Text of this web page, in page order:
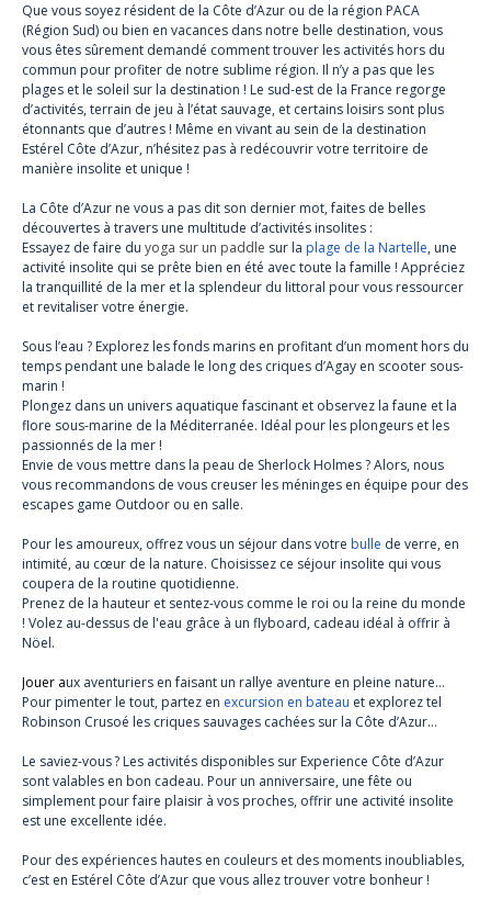
Que vous soyez résident de la Côte d’Azur ou de la région PACA
(Région Sud) ou bien en vacances dans notre belle destination, vous
vous êtes sûrement demandé comment trouver les activités hors du
commun pour profiter de notre sublime région. Il n’y a pas que les
plages et le soleil sur la destination ! Le sud-est de la France regorge
d’activités, terrain de jeu à l’état sauvage, et certains loisirs sont plus
étonnants que d’autres ! Même en vivant au sein de la destination
Estérel Côte d’Azur, n’hésitez pas à redécouvrir votre territoire de
manière insolite et unique !
La Côte d’Azur ne vous a pas dit son dernier mot, faites de belles
découvertes à travers une multitude d’activités insolites :
Essayez de faire du yoga sur un paddle sur la plage de la Nartelle, une
activité insolite qui se prête bien en été avec toute la famille ! Appréciez
la tranquillité de la mer et la splendeur du littoral pour vous ressourcer
et revitaliser votre énergie.
Sous l’eau ? Explorez les fonds marins en profitant d’un moment hors du
temps pendant une balade le long des criques d’Agay en scooter sous-
marin !
Plongez dans un univers aquatique fascinant et observez la faune et la
flore sous-marine de la Méditerranée. Idéal pour les plongeurs et les
passionnés de la mer !
Envie de vous mettre dans la peau de Sherlock Holmes ? Alors, nous
vous recommandons de vous creuser les méninges en équipe pour des
escapes game Outdoor ou en salle.
Pour les amoureux, offrez vous un séjour dans votre bulle de verre, en
intimité, au cœur de la nature. Choisissez ce séjour insolite qui vous
coupera de la routine quotidienne.
Prenez de la hauteur et sentez-vous comme le roi ou la reine du monde
! Volez au-dessus de l'eau grâce à un flyboard, cadeau idéal à offrir à
Nöel.
Jouer aux aventuriers en faisant un rallye aventure en pleine nature…
Pour pimenter le tout, partez en excursion en bateau et explorez tel
Robinson Crusoé les criques sauvages cachées sur la Côte d’Azur…
Le saviez-vous ? Les activités disponibles sur Experience Côte d’Azur
sont valables en bon cadeau. Pour un anniversaire, une fête ou
simplement pour faire plaisir à vos proches, offrir une activité insolite
est une excellente idée.
Pour des expériences hautes en couleurs et des moments inoubliables,
c’est en Estérel Côte d’Azur que vous allez trouver votre bonheur !